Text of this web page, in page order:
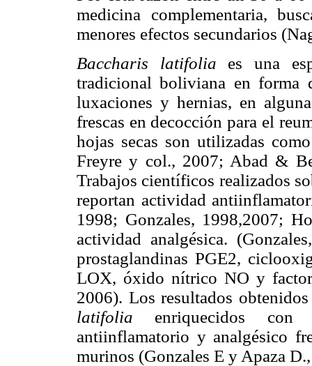
medicina complementaria,
menores efectos secundarios
Baccharis latifolia es una
tradicional boliviana en forma
luxaciones y hernias, en
frescas en decocción para el
hojas secas son utilizadas
Freyre y col., 2007; Abad &
Trabajos científicos realizados
reportan actividad
1998; Gonzales, 1998,2007;
actividad analgésica.
prostaglandinas PGE2,
LOX, óxido nítrico NO y
2006). Los resultados
latifolia enriquecidos con
antiinflamatorio y analgésico
murinos (Gonzales E y Apaza